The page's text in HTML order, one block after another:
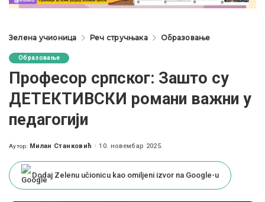
Зелена учионица Реч стручњака Образовање
Образовање
Професор српског: Зашто су
ДЕТЕКТИВСКИ романи важни у
педагогији
Posted
Аутор: Милан Станковић 10. новембар 2025.
Dodaj Zelenu učionicu kao omiljeni izvor na Google-u